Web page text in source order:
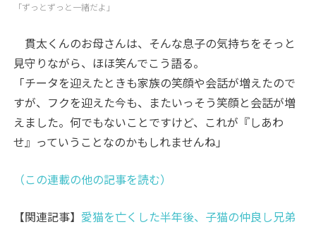
「ずっとずっと一緒だよ」
貫太くんのお母さんは、そんな息子の気持ちをそっと
見守りながら、ほほ笑んでこう語る。
「チータを迎えたときも家族の笑顔や会話が増えたので
すが、フクを迎えた今も、またいっそう笑顔と会話が増
えました。何でもないことですけど、これが『しあわ
せ』っていうことなのかもしれませんね」
（この連載の他の記事を読む）
【関連記事】 愛猫を亡くした半年後、子猫の仲良し兄弟